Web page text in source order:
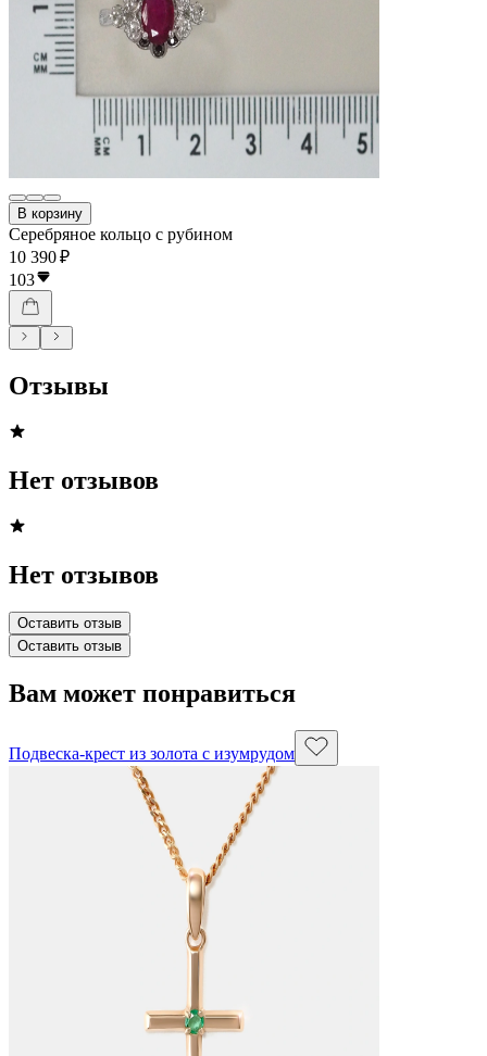
В корзину
Серебряное кольцо с рубином
10 390 ₽
103
Отзывы
Нет отзывов
Нет отзывов
Оставить отзыв
Оставить отзыв
Вам может понравиться
Подвеска-крест из золота с изумрудом